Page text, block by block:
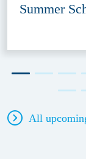
Summer
All